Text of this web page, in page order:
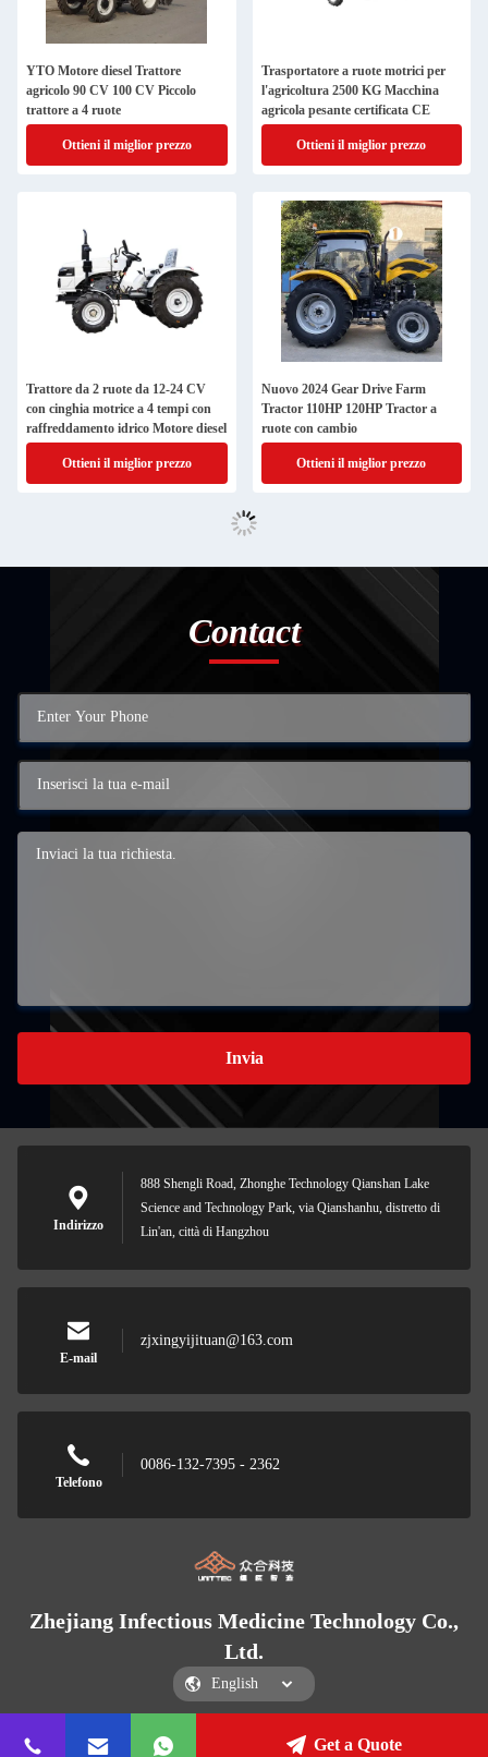
YTO Motore diesel Trattore
agricolo 90 CV 100 CV Piccolo
trattore a 4 ruote
Ottieni il miglior prezzo
Trasportatore a ruote motrici per
l'agricoltura 2500 KG Macchina
agricola pesante certificata CE
Ottieni il miglior prezzo
Trattore da 2 ruote da 12-24 CV
con cinghia motrice a 4 tempi con
raffreddamento idrico Motore diesel
Ottieni il miglior prezzo
Nuovo 2024 Gear Drive Farm
Tractor 110HP 120HP Tractor a
ruote con cambio
Ottieni il miglior prezzo
Contact
Invia
Indirizzo
888 Shengli Road, Zhonghe Technology Qianshan Lake
Science and Technology Park, via Qianshanhu, distretto di
Lin'an, città di Hangzhou
E-mail
zjxingyijituan@163.com
Telefono
0086-132-7395 - 2362
Zhejiang Infectious Medicine Technology Co.,
Ltd.
Zhejiang Infectious Medicine Technology Co., Ltd.
Get a Quote